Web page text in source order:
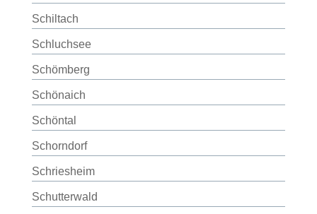
Schiltach
Schluchsee
Schömberg
Schönaich
Schöntal
Schorndorf
Schriesheim
Schutterwald